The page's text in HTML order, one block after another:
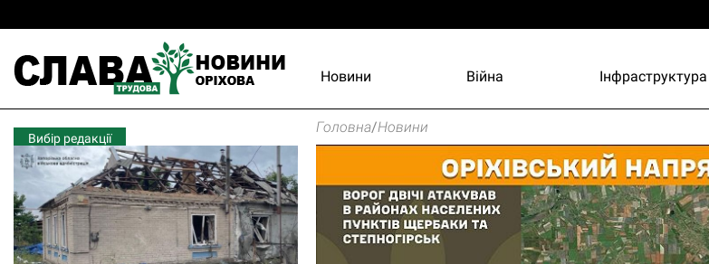
Новини Війна Інфраструктура
Вибір редакції
Головна/Новини